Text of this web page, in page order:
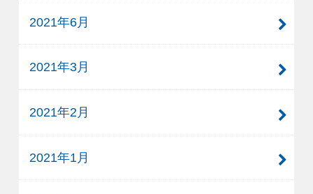
2021年6月
2021年3月
2021年2月
2021年1月